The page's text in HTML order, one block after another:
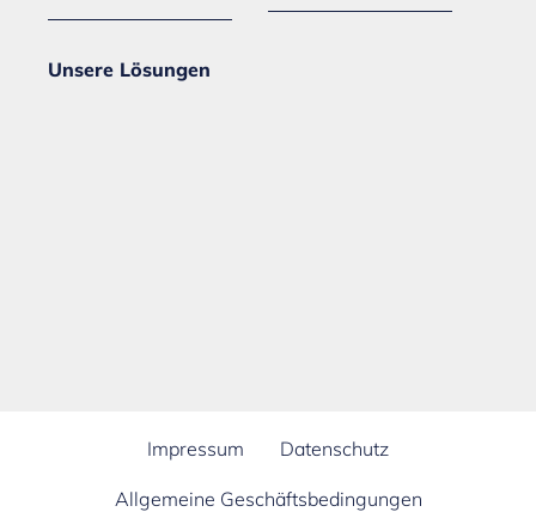
Unsere Lösungen
Impressum Datenschutz
Allgemeine Geschäftsbedingungen